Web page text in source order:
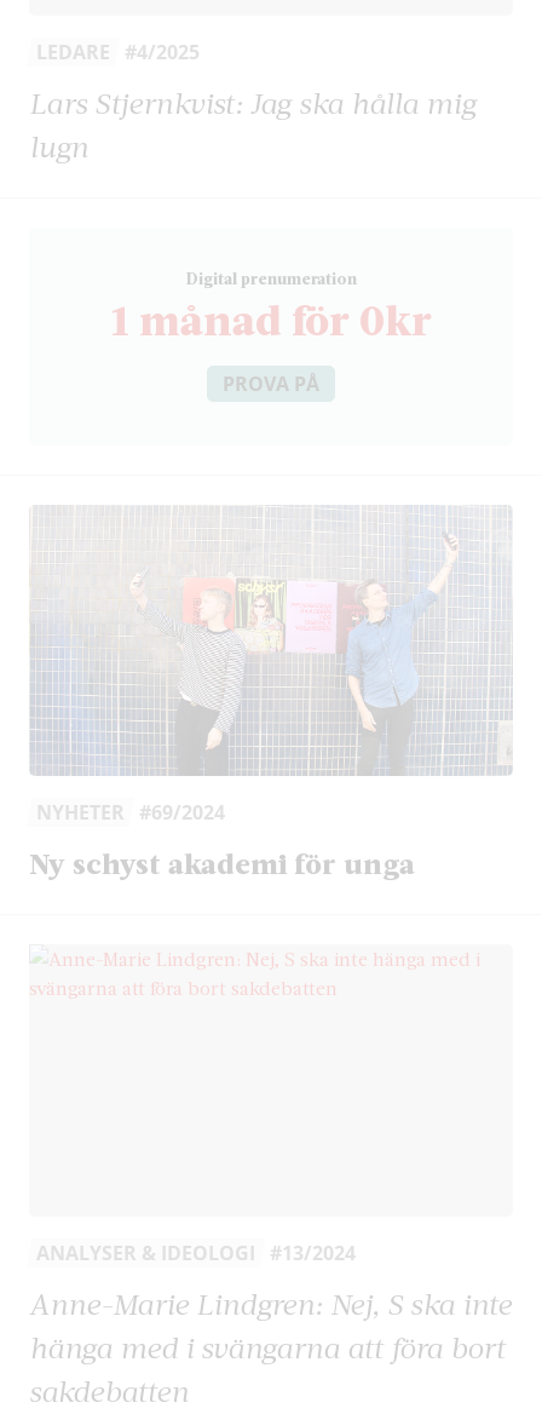
LEDARE #4/2025
Lars Stjernkvist: Jag ska hålla mig
lugn
Digital prenumeration
1 månad för 0kr
PROVA PÅ
NYHETER #69/2024
Ny schyst akademi för unga
ANALYSER & IDEOLOGI #13/2024
Anne-Marie Lindgren: Nej, S ska inte
hänga med i svängarna att föra bort
sakdebatten